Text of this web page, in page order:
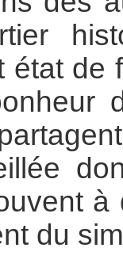
état de
du